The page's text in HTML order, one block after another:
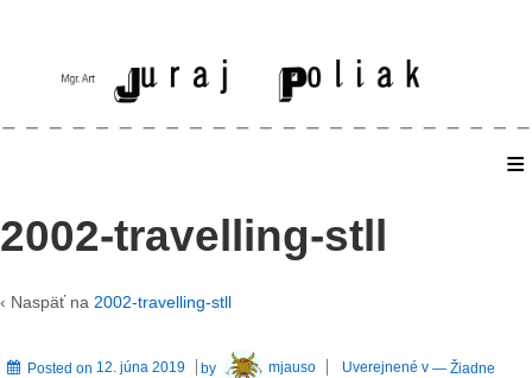
≡
2002-travelling-stll
‹ Naspäť na 2002-travelling-stll
Posted on 12. júna 2019 by mjauso Uverejnené v — Žiadne